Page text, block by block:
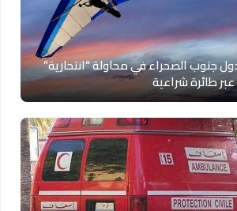
جنوب الصحراء في محاولة “انتحارية”
طائرة شراعية